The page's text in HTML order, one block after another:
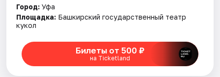
Рейтинги
Город: Уфа
Площадка: Башкирский государственный театр
кукол
Билеты от 500 ₽
на Ticketland